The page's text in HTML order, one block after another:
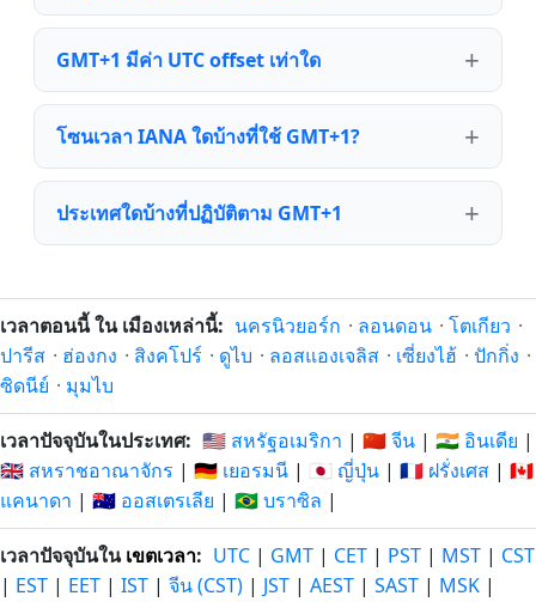
GMT+1 มีค่า UTC offset เท่าใด
โซนเวลา IANA ใดบ้างที่ใช้ GMT+1?
ประเทศใดบ้างที่ปฏิบัติตาม GMT+1
เวลาตอนนี้ ใน เมืองเหล่านี้: นครนิวยอร์ก · ลอนดอน · โตเกียว ·
ปารีส · ฮ่องกง · สิงคโปร์ · ดูไบ · ลอสแองเจลิส · เซี่ยงไฮ้ · ปักกิ่ง ·
ซิดนีย์ · มุมไบ
เวลาปัจจุบันในประเทศ: 🇺🇸 สหรัฐอเมริกา | 🇨🇳 จีน | 🇮🇳 อินเดีย |
🇬🇧 สหราชอาณาจักร | 🇩🇪 เยอรมนี | 🇯🇵 ญี่ปุ่น | 🇫🇷 ฝรั่งเศส | 🇨🇦
แคนาดา | 🇦🇺 ออสเตรเลีย | 🇧🇷 บราซิล |
เวลาปัจจุบันในเขตเวลา: UTC | GMT | CET | PST | MST | CST
| EST | EET | IST | จีน (CST) | JST | AEST | SAST | MSK |